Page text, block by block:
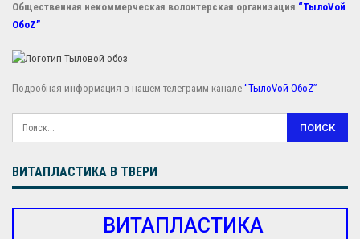
Общественная некоммерческая волонтерская организация “ТылоVой
ОбоZ”
Подробная информация в нашем телеграмм-канале “ТылоVой ОбоZ”
ВИТАПЛАСТИКА В ТВЕРИ
ВИТАПЛАСТИКА